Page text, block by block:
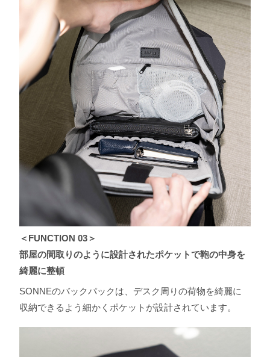
＜FUNCTION 03＞
部屋の間取りのように設計されたポケットで鞄の中⾝を
綺麗に整頓
SONNEのバックパックは、デスク周りの荷物を綺麗に
収納できるよう細かくポケットが設計されています。